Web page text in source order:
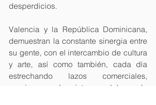
desperdicios.
Valencia y la República Dominicana,
demuestran la constante sinergia entre
su gente, con el intercambio de cultura
y arte, así como también, cada día
estrechando lazos comerciales,
gracias a la intensa labor de